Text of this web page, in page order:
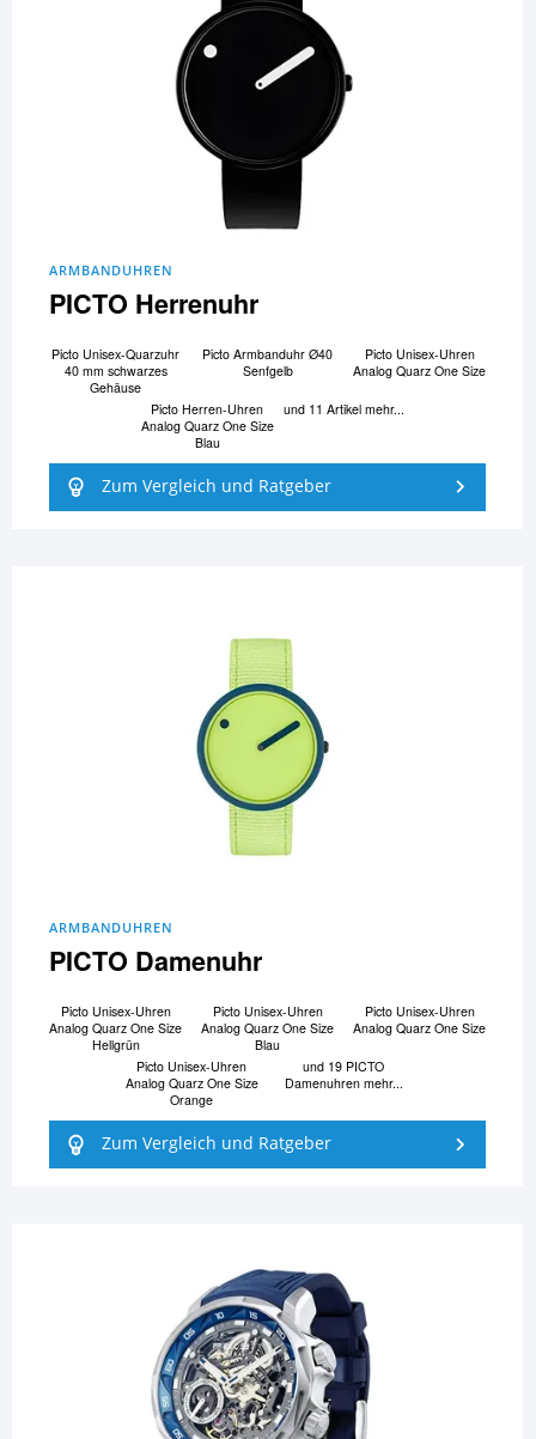
ARMBANDUHREN
PICTO Herrenuhr
Picto Unisex-Quarzuhr
40 mm schwarzes
Gehäuse
Picto Armbanduhr Ø40
Senfgelb
Picto Unisex-Uhren
Analog Quarz One Size
Picto Herren-Uhren
Analog Quarz One Size
Blau
und 11 Artikel mehr...
Zum Vergleich und Ratgeber
ARMBANDUHREN
PICTO Damenuhr
Picto Unisex-Uhren
Analog Quarz One Size
Hellgrün
Picto Unisex-Uhren
Analog Quarz One Size
Blau
Picto Unisex-Uhren
Analog Quarz One Size
Picto Unisex-Uhren
Analog Quarz One Size
Orange
und 19 PICTO
Damenuhren mehr...
Zum Vergleich und Ratgeber